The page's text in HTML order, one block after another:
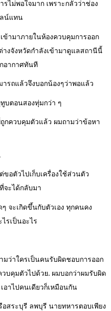
ไม่พอใจมาก เพราะกลัวว่าช่อง
ลน์แทน
ามาภายในห้องควบคุมการออก
างจังหวัดกำลังเข้ามาดูแลสถานีนี้
อากาศทันที
ารถแล้วจึงบอกน้องๆว่าพอแล้ว
ทูบตอนสองทุ่มกว่า ๆ
กควบคุมตัวแล้ว ผมถามว่าข้อหา
อตัวไปเก็บเครื่องใช้ส่วนตัว
จะได้กลับมา
จะเกิดขึ้นกับตัวเอง ทุกคนคง
รเป็นอะไร
ว่าใครเป็นคนรับผิดชอบการออก
บคุมตัวไปด้วย. ผมบอกว่าผมรับผิด
อาไปคนเดียวก็เหมือนกัน
อสระบุรี ลพบุรี นายทหารตอบเพียง